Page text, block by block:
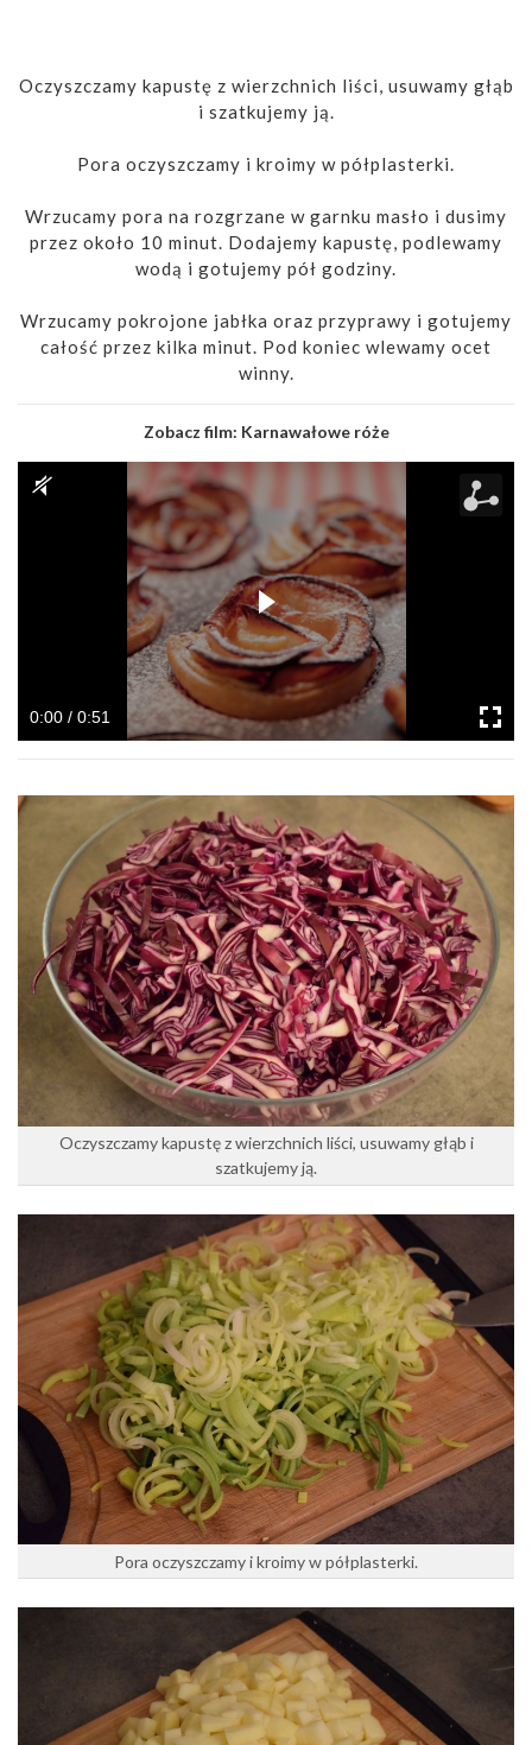
Oczyszczamy kapustę z wierzchnich liści, usuwamy głąb
i szatkujemy ją.
Pora oczyszczamy i kroimy w półplasterki.
Wrzucamy pora na rozgrzane w garnku masło i dusimy
przez około 10 minut. Dodajemy kapustę, podlewamy
wodą i gotujemy pół godziny.
Wrzucamy pokrojone jabłka oraz przyprawy i gotujemy
całość przez kilka minut. Pod koniec wlewamy ocet
winny.
Zobacz film: Karnawałowe róże
0:00 / 0:51
Oczyszczamy kapustę z wierzchnich liści, usuwamy głąb i
szatkujemy ją.
Pora oczyszczamy i kroimy w półplasterki.